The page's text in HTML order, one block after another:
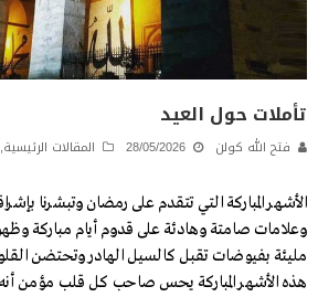
تأملات حول العيد
فتح الله كولن 28/05/2026 المقالات الرئيسية,
الأشهر المباركة التي تتقدم على رمضان وتبشرنا
وعلامات صامتة وهادئة على قدوم أيام مباركة
مليئة بفيوضات تقبل كالسيل الهادر وتحتضن
هذه الأشهر المباركة يحس صاحب كل قلب مؤمن